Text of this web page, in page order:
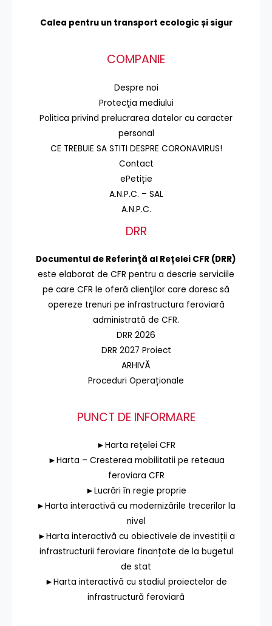
Calea pentru un transport ecologic și sigur
COMPANIE
Despre noi
Protecţia mediului
Politica privind prelucrarea datelor cu caracter
personal
CE TREBUIE SA STITI DESPRE CORONAVIRUS!
Contact
ePetiție
A.N.P.C. – SAL
A.N.P.C.
DRR
Documentul de Referinţă al Reţelei CFR (DRR)
este elaborat de CFR pentru a descrie serviciile
pe care CFR le oferă clienţilor care doresc să
opereze trenuri pe infrastructura feroviară
administrată de CFR.
DRR 2026
DRR 2027 Proiect
ARHIVĂ
Proceduri Operaționale
PUNCT DE INFORMARE
►Harta rețelei CFR
►Harta – Cresterea mobilitatii pe reteaua
feroviara CFR
►Lucrări în regie proprie
►Harta interactivă cu modernizările trecerilor la
nivel
►Harta interactivă cu obiectivele de investiții a
infrastructurii feroviare finanțate de la bugetul
de stat
►Harta interactivă cu stadiul proiectelor de
infrastructură feroviară